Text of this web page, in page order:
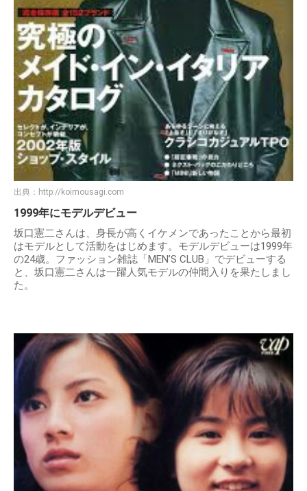
出典： http://koimousagi.com
1999年にモデルデビュー
坂口憲二さんは、身長が高くイケメンであったことから最初
はモデルとして活動をはじめます。モデルデビューは1999年
の24歳。ファッション雑誌「MEN’S CLUB」でデビューする
と、坂口憲二さんは一躍人気モデルの仲間入りを果たしまし
た。